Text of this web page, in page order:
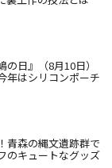
日』（8月10日）
年はシリコンポーチ
青森の縄文遺跡群で
のキュートなグッズ